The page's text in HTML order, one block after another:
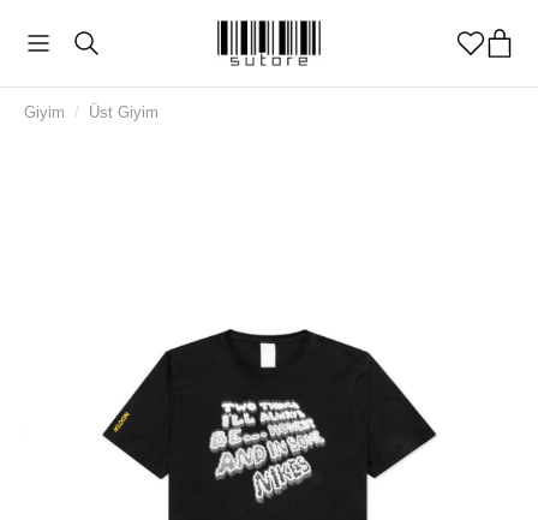
Giyim / Üst Giyim